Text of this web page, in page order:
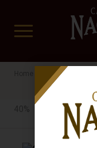
Cachaça